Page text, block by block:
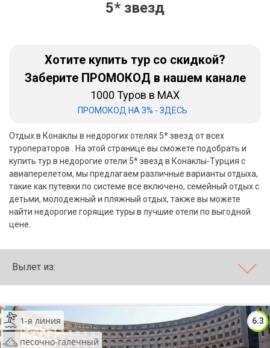
5* звезд
Хотите купить тур со скидкой?
Заберите ПРОМОКОД в нашем канале
1000 Туров в MAX
ПРОМОКОД НА 3% - ЗДЕСЬ
Отдых в Конаклы в недорогих отелях 5* звезд от всех
туроператоров . На этой странице вы сможете подобрать и
купить тур в недорогие отели 5* звезд в Конаклы-Турция с
авиаперелетом, мы предлагаем различные варианты отдыха,
такие как путевки по системе все включено, семейный отдых с
детьми, молодежный и пляжный отдых, также вы можете
найти недорогие горящие туры в лучшие отели по выгодной
цене.
Вылет из:
6.3
1-я линия
песочно-галечный
Хайнань
Занзибар
Абхазия
Большой Сочи
Кав Мин Воды
VIP отели 5 звезд
ТОП 10 лучших отелей 5*
ТОП 10 недорогих отелей
5*